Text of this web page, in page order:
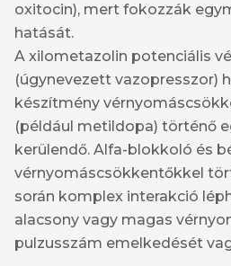
oxitocin), mert fokozzák
hatását.
A xilometazolin potenciális
(úgynevezett vazopresszor)
készítmény
(például metildopa) történő
kerülendő. Alfa-blokkoló és
vérnyomáscsökkentőkkel
során komplex interakció
alacsony vagy magas
pulzusszám emelkedését